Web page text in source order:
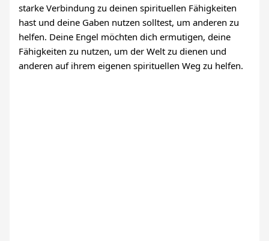
starke Verbindung zu deinen spirituellen Fähigkeiten
hast und deine Gaben nutzen solltest, um anderen zu
helfen. Deine Engel möchten dich ermutigen, deine
Fähigkeiten zu nutzen, um der Welt zu dienen und
anderen auf ihrem eigenen spirituellen Weg zu helfen.